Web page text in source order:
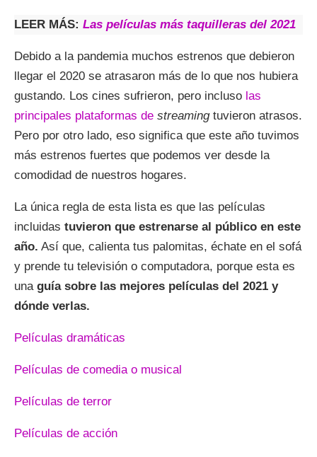
LEER MÁS: Las películas más taquilleras del 2021
Debido a la pandemia muchos estrenos que debieron
llegar el 2020 se atrasaron más de lo que nos hubiera
gustando. Los cines sufrieron, pero incluso las
principales plataformas de streamingtuvieron atrasos.
Pero por otro lado, eso significa que este año tuvimos
más estrenos fuertes que podemos ver desde la
comodidad de nuestros hogares.
La única regla de esta lista es que las películas
incluidas tuvieron que estrenarse al público en este
año. Así que, calienta tus palomitas, échate en el sofá
y prende tu televisión o computadora, porque esta es
una guía sobre las mejores películas del 2021 y
dónde verlas.
Películas dramáticas
Películas de comedia o musical
Películas de terror
Películas de acción